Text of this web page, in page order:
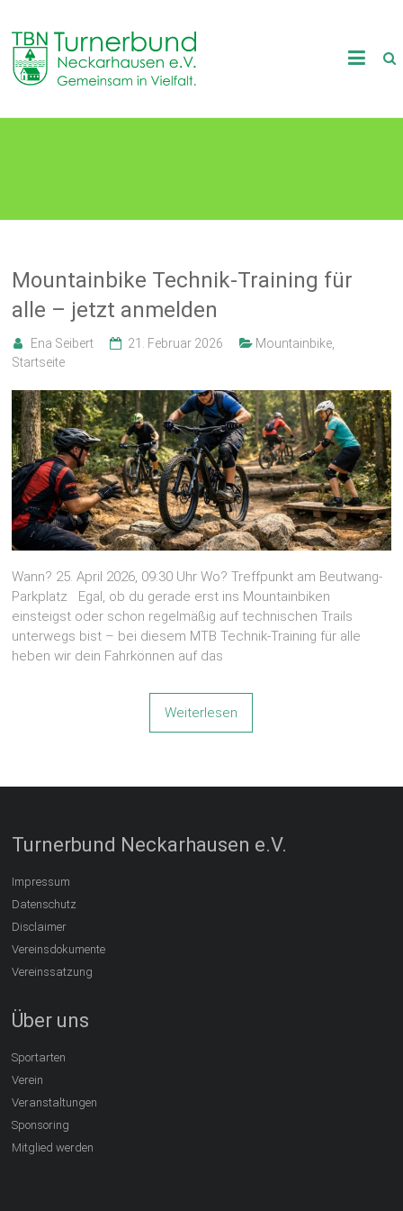
content
TB
Neckarhausen
in
Mountainbike Technik-Training für
alle – jetzt anmelden
Ena Seibert 21. Februar 2026 Mountainbike,
Startseite
Wann? 25. April 2026, 09:30 Uhr Wo? Treffpunkt am Beutwang-
Parkplatz Egal, ob du gerade erst ins Mountainbiken
einsteigst oder schon regelmäßig auf technischen Trails
unterwegs bist – bei diesem MTB Technik-Training für alle
heben wir dein Fahrkönnen auf das
Weiterlesen
Turnerbund Neckarhausen e.V.
Impressum
Datenschutz
Disclaimer
Vereinsdokumente
Vereinssatzung
Über uns
Sportarten
Verein
Veranstaltungen
Sponsoring
Mitglied werden